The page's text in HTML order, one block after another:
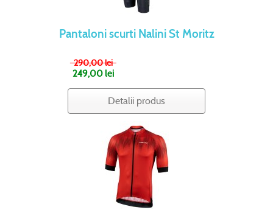
Pantaloni scurti Nalini St Moritz
290,00 lei
249,00 lei
Detalii produs